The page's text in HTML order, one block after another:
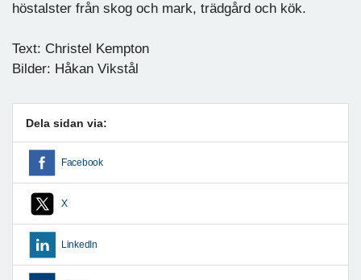
höstalster från skog och mark, trädgård och kök.
Text: Christel Kempton
Bilder: Håkan Vikstål
Dela sidan via:
Facebook
X
LinkedIn